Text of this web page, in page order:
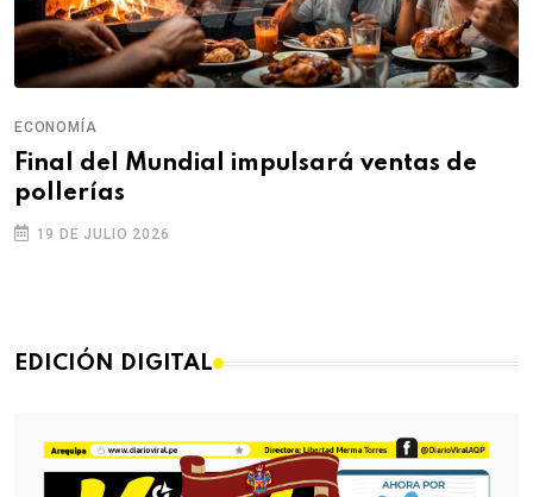
ECONOMÍA
Final del Mundial impulsará ventas de
pollerías
19 DE JULIO 2026
EDICIÓN DIGITAL